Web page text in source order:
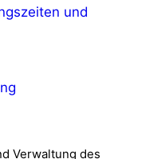
und
Verwaltung des